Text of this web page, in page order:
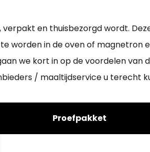
en thuisbezorgd wordt.
worden in de oven of magnetron
we kort in op de voordelen van
/ maaltijdservice u terecht
Proefpakket